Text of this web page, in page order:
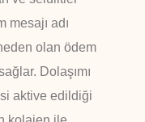
mesajı adı
olan ödem
Dolaşımı
aktive edildiği